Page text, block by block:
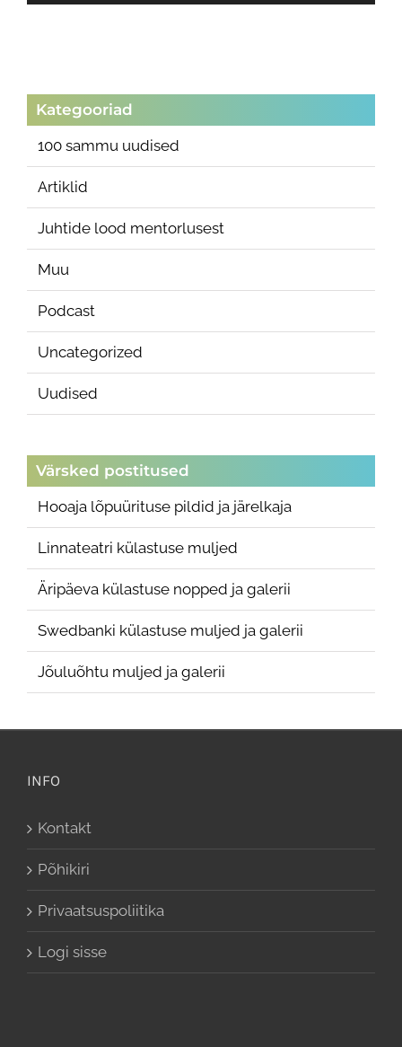
Kategooriad
100 sammu uudised
Artiklid
Juhtide lood mentorlusest
Muu
Podcast
Uncategorized
Uudised
Värsked postitused
Hooaja lõpuürituse pildid ja järelkaja
Linnateatri külastuse muljed
Äripäeva külastuse nopped ja galerii
Swedbanki külastuse muljed ja galerii
Jõuluõhtu muljed ja galerii
INFO
Kontakt
Põhikiri
Privaatsuspoliitika
Logi sisse